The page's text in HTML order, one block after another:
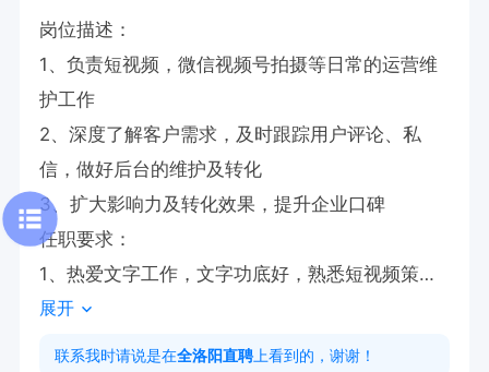
岗位描述：
1、负责短视频，微信视频号拍摄等日常的运营维
护工作
2、深度了解客户需求，及时跟踪用户评论、私
信，做好后台的维护及转化
3、扩大影响力及转化效果，提升企业口碑
任职要求：
1、热爱文字工作，文字功底好，熟悉短视频策划
及脚本撰写
2、熟悉抖音底层逻辑，及时调整视频方向
展开
联系我时请说是在全洛阳直聘 上看到的，谢谢！